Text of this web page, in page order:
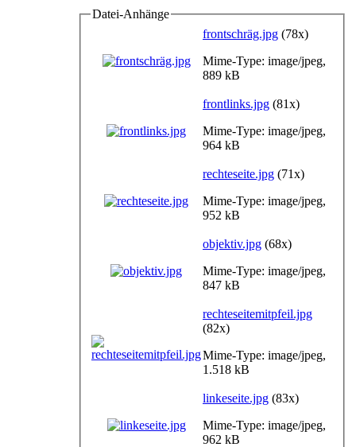
Datei-Anhänge
frontschräg.jpg (78x)
Mime-Type: image/jpeg,
889 kB
frontlinks.jpg (81x)
Mime-Type: image/jpeg,
964 kB
rechteseite.jpg (71x)
Mime-Type: image/jpeg,
952 kB
objektiv.jpg (68x)
Mime-Type: image/jpeg,
847 kB
rechteseitemitpfeil.jpg
(82x)
Mime-Type: image/jpeg,
1.518 kB
linkeseite.jpg (83x)
Mime-Type: image/jpeg,
962 kB